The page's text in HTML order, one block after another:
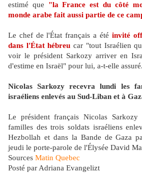
estimé que "la France est du côté
monde arabe fait aussi partie de ce
Le chef de l'État français a été invité
dans l'État hébreu car "tout Israélien
voir le président Sarkozy arriver en
d'estime en Israël" pour lui, a-t-elle assuré.
Nicolas Sarkozy recevra lundi les
israéliens enlevés au Sud-Liban et à
Le président français Nicolas
familles des trois soldats israéliens
Hezbollah et dans la Bande de Gaza
jeudi le porte-parole de l'Élysée David
Sources Matin Quebec
Posté par Adriana Evangelizt